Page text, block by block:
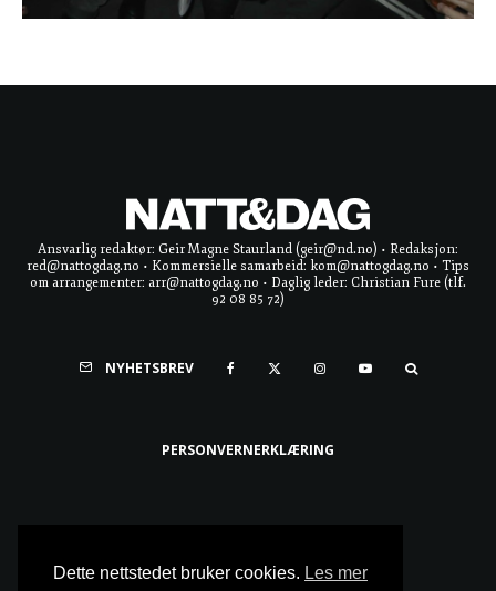
Ansvarlig redaktør: Geir Magne Staurland (geir@nd.no) • Redaksjon:
red@nattogdag.no • Kommersielle samarbeid: kom@nattogdag.no • Tips
om arrangementer: arr@nattogdag.no • Daglig leder: Christian Fure (tlf.
92 08 85 72)
NYHETSBREV
PERSONVERNERKLÆRING
Dette nettstedet bruker cookies. Les mer